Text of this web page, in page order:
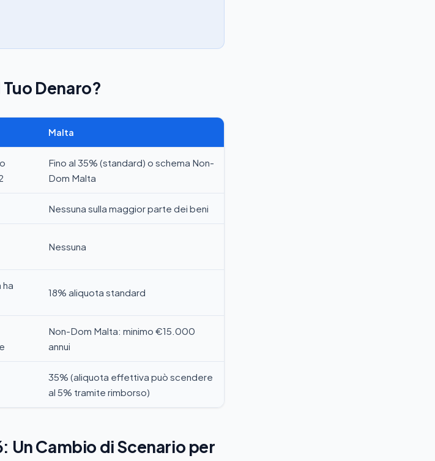
Tuo Denaro?
Malta
Fino al 35% (standard) o schema Non-
Dom Malta
Nessuna sulla maggior parte dei beni
Nessuna
ha
18% aliquota standard
Non-Dom Malta: minimo €15.000
annui
35% (aliquota effettiva può scendere
al 5% tramite rimborso)
Un Cambio di Scenario per